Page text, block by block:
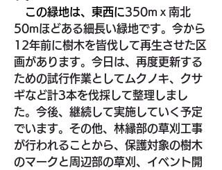
この緑地は、東西に350mｘ南北
50mほどある細長い緑地です。今から
12年前に樹木を皆伐して再生させた区
画があります。今日は、再度更新する
ための試行作業としてムクノキ、クサ
ギなど計3本を伐採して整理しまし
た。今後、継続して実施していく予定
でいます。その他、林縁部の草刈工事
が行われることから、保護対象の樹木
のマークと周辺部の草刈、イベント開